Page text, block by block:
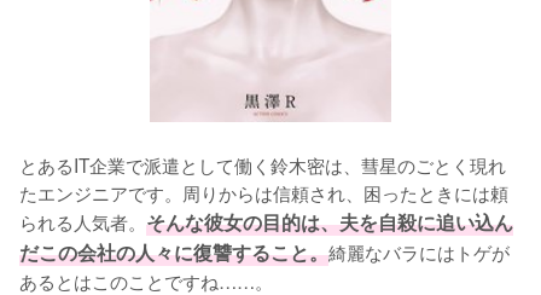
とあるIT企業で派遣として働く鈴木密は、彗星のごとく現れ
たエンジニアです。周りからは信頼され、困ったときには頼
られる人気者。 そんな彼女の目的は、夫を自殺に追い込ん
だこの会社の人々に復讐すること。綺麗なバラにはトゲが
あるとはこのことですね……。